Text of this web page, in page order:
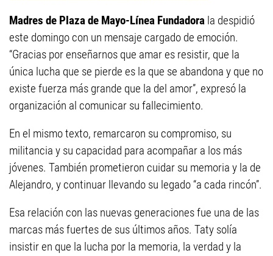
Madres de Plaza de Mayo-Línea Fundadora la despidió
este domingo con un mensaje cargado de emoción.
“Gracias por enseñarnos que amar es resistir, que la
única lucha que se pierde es la que se abandona y que no
existe fuerza más grande que la del amor”, expresó la
organización al comunicar su fallecimiento.
En el mismo texto, remarcaron su compromiso, su
militancia y su capacidad para acompañar a los más
jóvenes. También prometieron cuidar su memoria y la de
Alejandro, y continuar llevando su legado “a cada rincón”.
Esa relación con las nuevas generaciones fue una de las
marcas más fuertes de sus últimos años. Taty solía
insistir en que la lucha por la memoria, la verdad y la